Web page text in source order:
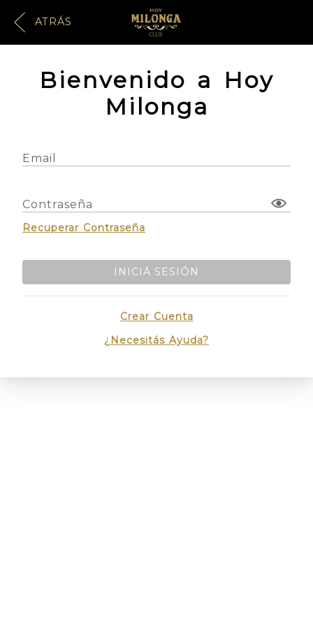
ATRÁS
Bienvenido a Hoy
Milonga
Email
Contraseña
Recuperar Contraseña
INICIÁ SESIÓN
Crear Cuenta
¿Necesitás Ayuda?